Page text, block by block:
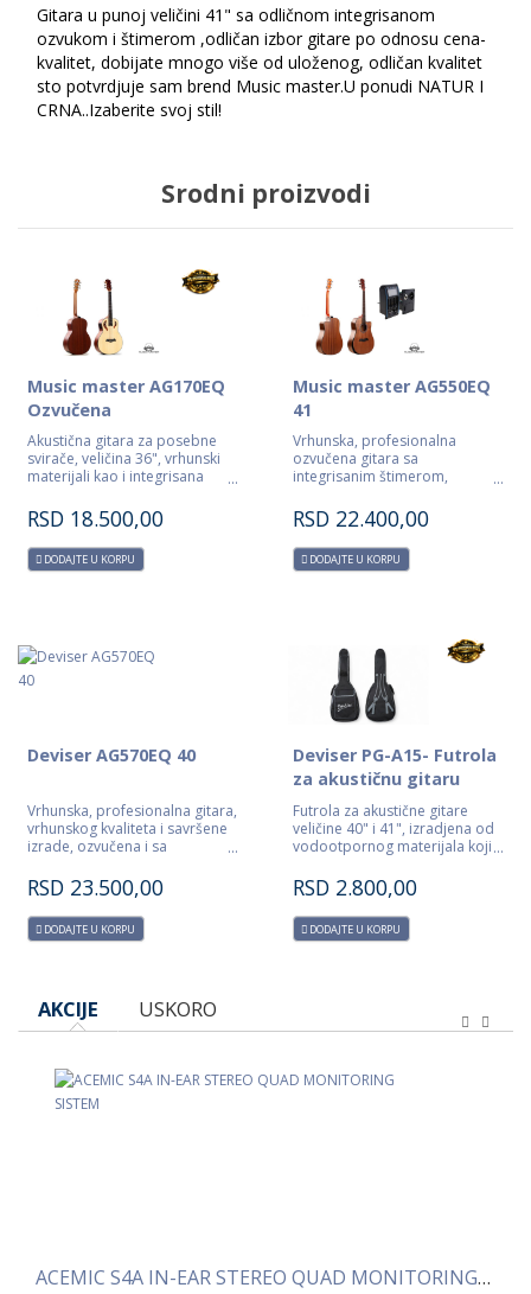
Gitara u punoj veličini 41" sa odličnom integrisanom
ozvukom i štimerom ,odličan izbor gitare po odnosu cena-
kvalitet, dobijate mnogo više od uloženog, odličan kvalitet
sto potvrdjuje sam brend Music master.U ponudi NATUR I
CRNA..Izaberite svoj stil!
Srodni proizvodi
Music master AG170EQ
Ozvučena
Akustična gitara za posebne
svirače, veličina 36", vrhunski
materijali kao i integrisana
RSD 18.500,00
DODAJTE U KORPU
Music master AG550EQ
41
Vrhunska, profesionalna
ozvučena gitara sa
integrisanim štimerom,
izrade, vrhunski i odabrani
pažljivo birani materijali čine
ovu gitaru posebnom.
RSD 22.400,00
DODAJTE U KORPU
Deviser AG570EQ 40
Vrhunska, profesionalna gitara,
vrhunskog kvaliteta i savršene
izrade, ozvučena i sa
birani materijali čine ovu gitaru
posebnom.
RSD 23.500,00
DODAJTE U KORPU
Deviser PG-A15- Futrola
za akustičnu gitaru
Futrola za akustične gitare
veličine 40" i 41", izradjena od
vodootpornog materijala koji
10mm , poseduje preradu u
prednjem delu kao i kaiseve za
nošenje na leđa.Veoma
kvalitetna i jaka.
RSD 2.800,00
DODAJTE U KORPU
AKCIJE USKORO
ACEMIC S4A IN-EAR STEREO QUAD MONITORING SISTEM ACEMIC S1A IN-EAR STEREO MONITORING